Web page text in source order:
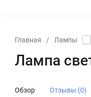
Главная / Лампы
Лампа
Обзор Отзывы (0)